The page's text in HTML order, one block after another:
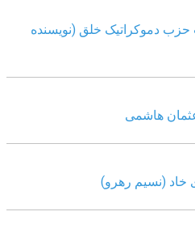
دموکراتیک خلق (نویسنده
هاشمی
خاد (نسیم رهرو)